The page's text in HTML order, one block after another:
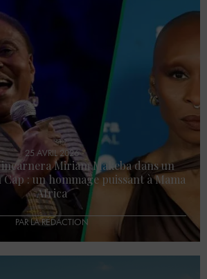
25 AVRIL 2026
Miriam Makeba dans un
: un hommage puissant à Mama
Africa
PAR LA RÉDACTION